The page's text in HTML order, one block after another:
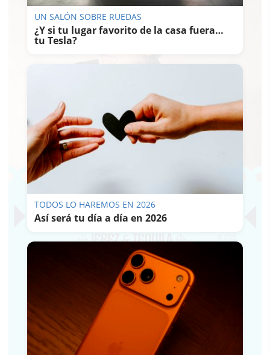
UN SALÓN SOBRE RUEDAS
¿Y si tu lugar favorito de la casa fuera…
tu Tesla?
TODOS LO HAREMOS EN 2026
Así será tu día a día en 2026